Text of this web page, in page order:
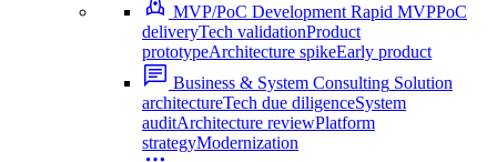
MVP/PoC Development Rapid MVPPoC
deliveryTech validationProduct
prototypeArchitecture spikeEarly product
Business & System Consulting Solution
architectureTech due diligenceSystem
auditArchitecture reviewPlatform
strategyModernization